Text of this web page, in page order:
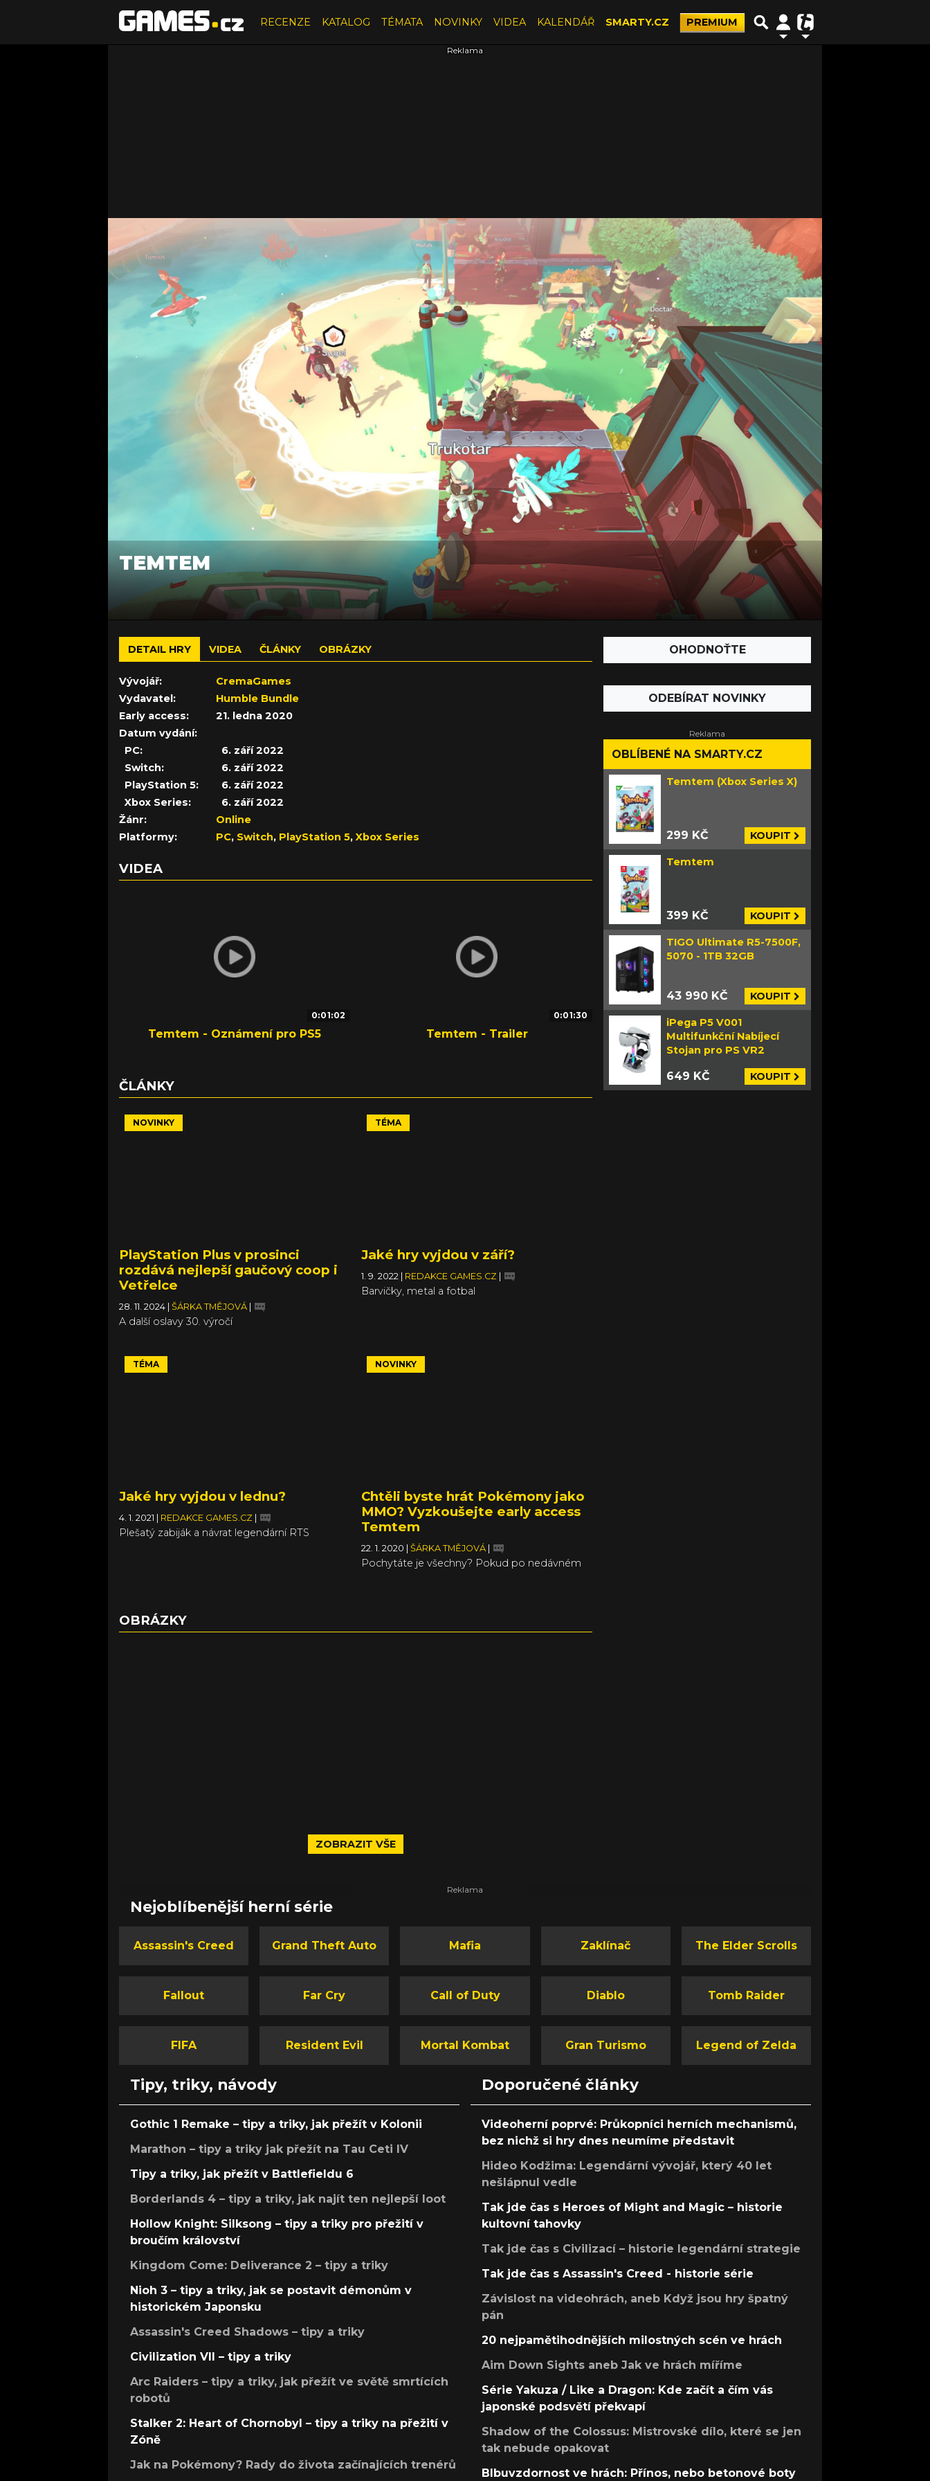
RECENZE KATALOG TÉMATA NOVINKY VIDEA KALENDÁŘ SMARTY.CZ PREMIUM
TEMTEM
DETAIL HRY VIDEA ČLÁNKY OBRÁZKY
Vývojář:
CremaGames
Vydavatel:
Humble Bundle
Early access:
21. ledna 2020
Datum vydání:
PC:
6. září 2022
Switch:
6. září 2022
PlayStation 5:
6. září 2022
Xbox Series:
6. září 2022
Žánr:
Online
Platformy:
PC, Switch, PlayStation 5, Xbox Series
VIDEA
0:01:02
Temtem - Oznámení pro PS5
0:01:30
Temtem - Trailer
ČLÁNKY
NOVINKY
PlayStation Plus v prosinci
rozdává nejlepší gaučový coop i
Vetřelce
28. 11. 2024 ŠÁRKA TMĚJOVÁ
A další oslavy 30. výročí
TÉMA
Jaké hry vyjdou v září?
1. 9. 2022 REDAKCE GAMES.CZ
Barvičky, metal a fotbal
TÉMA
Jaké hry vyjdou v lednu?
4. 1. 2021 | REDAKCE GAMES.CZ |
Plešatý zabiják a návrat legendární RTS
NOVINKY
Chtěli byste hrát Pokémony jako
MMO? Vyzkoušejte early access
Temtem
22. 1. 2020 | ŠÁRKA TMĚJOVÁ |
Pochytáte je všechny? Pokud po nedávném
se do sbírání příšerek můžete vrhnout na PC a
OBRÁZKY
ZOBRAZIT VŠE
OHODNOŤTE
ODEBÍRAT NOVINKY
OBLÍBENÉ NA SMARTY.CZ
Temtem (Xbox Series X)
299 KČ KOUPIT
Temtem
399 KČ KOUPIT
TIGO Ultimate R5-7500F,
5070 - 1TB 32GB
43 990 KČ KOUPIT
iPega P5 V001
Multifunkční Nabíjecí
Stojan pro PS VR2
649 KČ KOUPIT
Nejoblíbenější herní série
Assassin's Creed Grand Theft Auto Mafia Zaklínač The Elder Scrolls
Fallout Far Cry Call of Duty Diablo Tomb Raider
FIFA Resident Evil Mortal Kombat Gran Turismo Legend of Zelda
Tipy, triky, návody
Gothic 1 Remake – tipy a triky, jak přežít v Kolonii
Marathon – tipy a triky jak přežít na Tau Ceti IV
Tipy a triky, jak přežít v Battlefieldu 6
Borderlands 4 – tipy a triky, jak najít ten nejlepší loot
Hollow Knight: Silksong – tipy a triky pro přežití v
broučím království
Kingdom Come: Deliverance 2 – tipy a triky
Nioh 3 – tipy a triky, jak se postavit démonům v
historickém Japonsku
Assassin's Creed Shadows – tipy a triky
Civilization VII – tipy a triky
Arc Raiders – tipy a triky, jak přežít ve světě smrtících
robotů
Stalker 2: Heart of Chornobyl – tipy a triky na přežití v
Zóně
Jak na Pokémony? Rady do života začínajících trenérů
Doporučené články
Videoherní poprvé: Průkopníci herních mechanismů,
bez nichž si hry dnes neumíme představit
Hideo Kodžima: Legendární vývojář, který 40 let
nešlápnul vedle
Tak jde čas s Heroes of Might and Magic – historie
kultovní tahovky
Tak jde čas s Civilizací – historie legendární strategie
Tak jde čas s Assassin's Creed - historie série
Závislost na videohrách, aneb Když jsou hry špatný
pán
20 nejpamětihodnějších milostných scén ve hrách
Aim Down Sights aneb Jak ve hrách míříme
Série Yakuza / Like a Dragon: Kde začít a čím vás
japonské podsvětí překvapí
Shadow of the Colossus: Mistrovské dílo, které se jen
tak nebude opakovat
Blbuvzdornost ve hrách: Přínos, nebo betonové boty